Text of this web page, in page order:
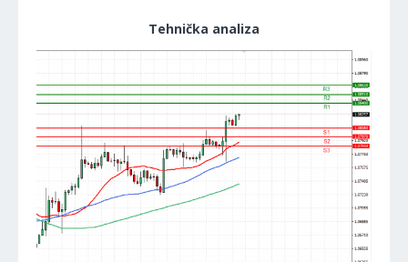
Tehnička analiza